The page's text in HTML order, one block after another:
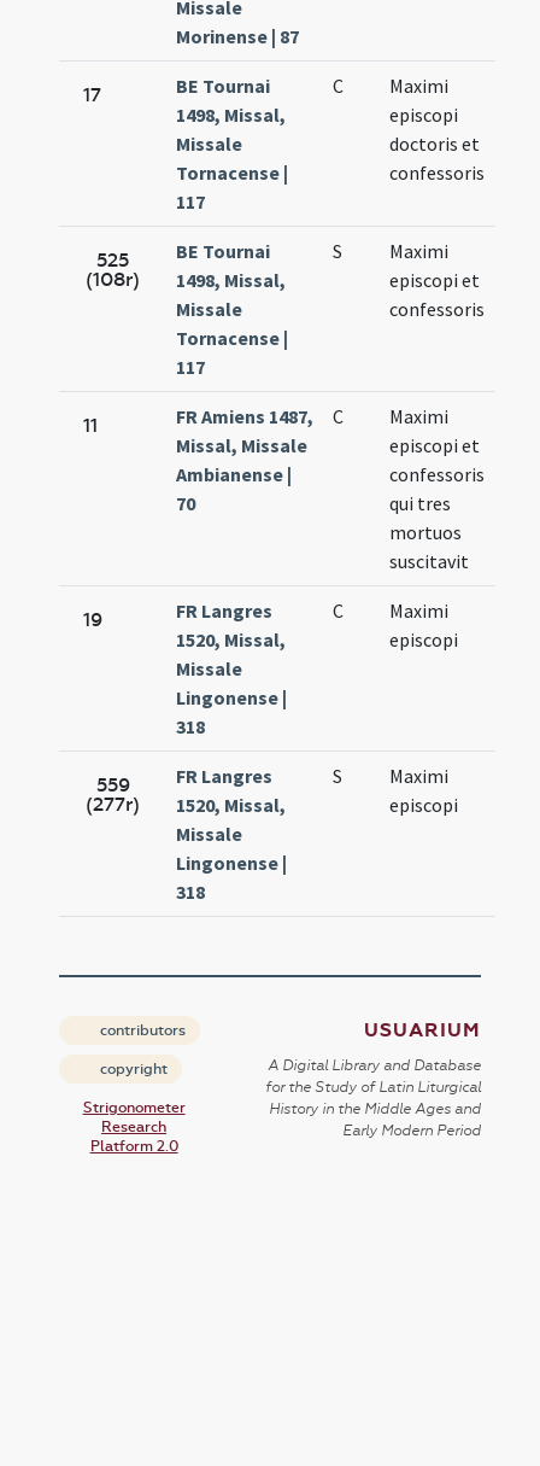
Missale
Morinense | 87
17
BE Tournai
1498, Missal,
Missale
Tornacense |
117
C
Maximi
episcopi
doctoris et
confessoris
525
(108r)
BE Tournai
1498, Missal,
Missale
Tornacense |
117
S
Maximi
episcopi et
confessoris
11
FR Amiens 1487,
Missal, Missale
Ambianense |
70
C
Maximi
episcopi et
confessoris
qui tres
mortuos
suscitavit
19
FR Langres
1520, Missal,
Missale
Lingonense |
318
C
Maximi
episcopi
559
(277r)
FR Langres
1520, Missal,
Missale
Lingonense |
318
S
Maximi
episcopi
contributors
copyright
Strigonometer
Research
Platform 2.0
USUARIUM
A Digital Library and Database
for the Study of Latin Liturgical
History in the Middle Ages and
Early Modern Period